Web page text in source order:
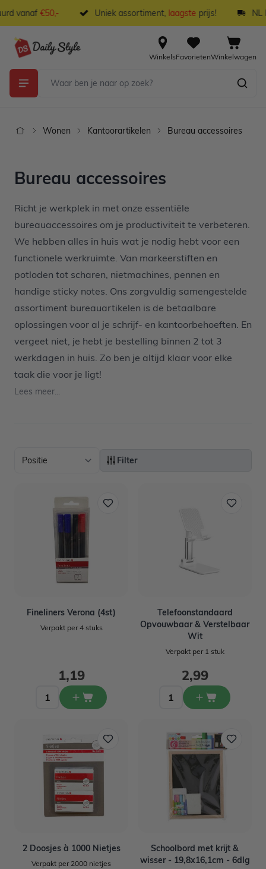
Ga naar de inhoud
vanaf€50,- Uniek assortiment,laagsteprijs! NL
WinkelsFavorietenWinkelwagen
Wonen Kantoorartikelen Bureau accessoires
Bureau accessoires
Richt je werkplek in met onze essentiële
bureauaccessoires om je productiviteit te verbeteren.
We hebben alles in huis wat je nodig hebt voor een
functionele werkruimte. Van markeerstiften en
potloden tot scharen, nietmachines, pennen en
handige sticky notes. Ons zorgvuldig samengestelde
assortiment bureauartikelen is de betaalbare
oplossingen voor al je schrijf- en kantoorbehoeften. En
vergeet niet, je hebt je bestelling binnen 2 tot 3
werkdagen in huis. Zo ben je altijd klaar voor elke
taak die voor je ligt!
Lees meer...
Filter
Fineliners Verona (4st)
Verpakt per 4 stuks
1,19
Telefoonstandaard
Opvouwbaar & Verstelbaar
Wit
Verpakt per 1 stuk
2,99
2 Doosjes à 1000 Nietjes
Verpakt per 2000 nietjes
Schoolbord met krijt &
wisser - 19,8x16,1cm - 6dlg